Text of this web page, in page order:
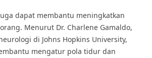
dapat membantu meningkatkan
Menurut Dr. Charlene Gamaldo,
di Johns Hopkins University,
mengatur pola tidur dan